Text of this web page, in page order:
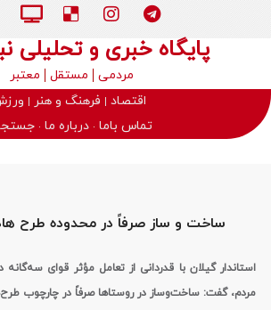
پایگاه خبری و تحلیلی
مردمی مستقل
معتبر
اقتصاد
فرهنگ و هنر
تماس باما درباره ما
ساخت‌ و ساز صرفاً در محدوده طرح
استاندار گیلان با قدردانی از تعامل مؤثر قوای
مردم، گفت: ساخت‌وساز در روستاها صرفاً در چارچوب